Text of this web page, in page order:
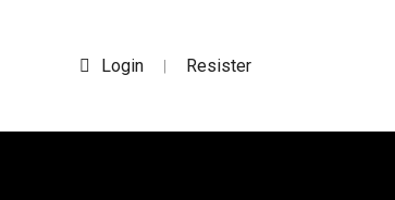
Login | Resister